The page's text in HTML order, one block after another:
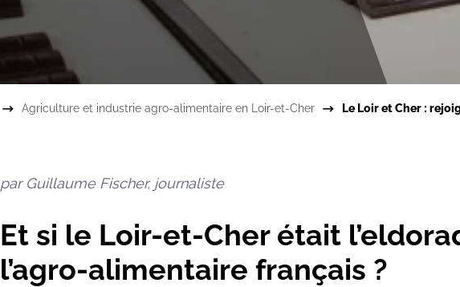
Agriculture et industrie agro-alimentaire en Loir-et-Cher Le Loir et Cher :
par Guillaume Fischer, journaliste
Et si le Loir-et-Cher était
l’agro-alimentaire français ?